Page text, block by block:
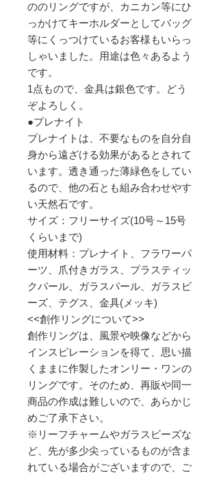
ののリングですが、カニカン等にひ
っかけてキーホルダーとしてバッグ
等にくっつけているお客様もいらっ
しゃいました。用途は色々あるよう
です。
1点もので、金具は銀色です。どう
ぞよろしく。
●プレナイト
プレナイトは、不要なものを自分自
身から遠ざける効果があるとされて
います。透き通った薄緑色をしてい
るので、他の石とも組み合わせやす
い天然石です。
サイズ：フリーサイズ(10号～15号
くらいまで)
使用材料：プレナイト、フラワーパ
ーツ、爪付きガラス、プラスティッ
クパール、ガラスパール、ガラスビ
ーズ、テグス、金具(メッキ)
<<創作リングについて>>
創作リングは、風景や映像などから
インスピレーションを得て、思い描
くままに作製したオンリー・ワンの
リングです。そのため、再販や同一
商品の作成は難しいので、あらかじ
めご了承下さい。
※リーフチャームやガラスビーズな
ど、先が多少尖っているものが含ま
れている場合がございますので、ご